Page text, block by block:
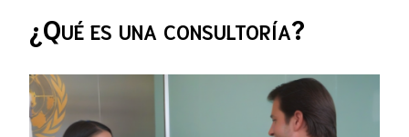
¿Qué es una consultoría?